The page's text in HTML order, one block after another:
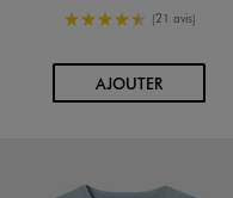
4.5/5 de moyenne
(21 avis)
AJOUTERAU PANIER